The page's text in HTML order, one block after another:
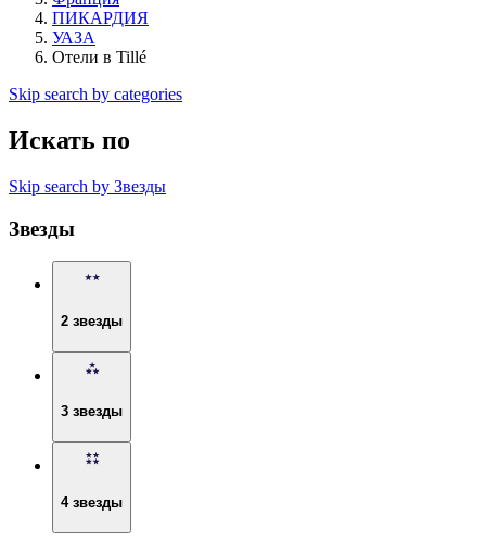
ПИКАРДИЯ
УАЗА
Отели в Tillé
Skip search by categories
Искать по
Skip search by Звезды
Звезды
2 звезды
3 звезды
4 звезды